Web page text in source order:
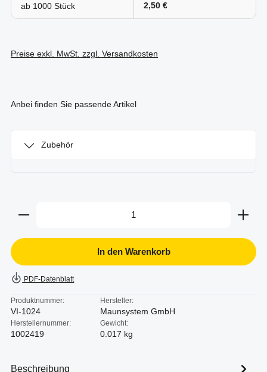
ab 1000 2,50 €
Preise exkl. MwSt. zzgl. Versandkosten
Anbei finden Sie passende Artikel
Zubehör
Produkt Anzahl: Gib den gewünschten Wert ein
In den Warenkorb
PDF-Datenblatt
Produktnummer:
VI-1024
Hersteller:
Maunsystem GmbH
Herstellernummer:
1002419
Gewicht:
0.017 kg
Beschreibung